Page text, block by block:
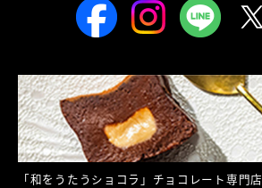
「和をうたうショコラ」チョコレート専門店